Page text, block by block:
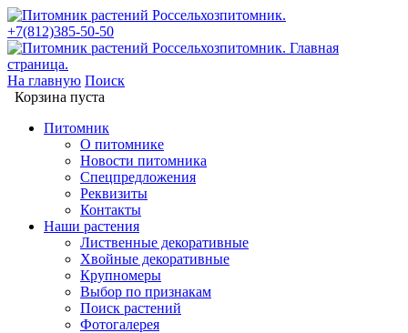
+7(812)385-50-50
На главную Поиск
Корзина пуста
Питомник
О питомнике
Новости питомника
Спецпредложения
Реквизиты
Контакты
Наши растения
Лиственные декоративные
Хвойные декоративные
Крупномеры
Выбор по признакам
Поиск растений
Фотогалерея